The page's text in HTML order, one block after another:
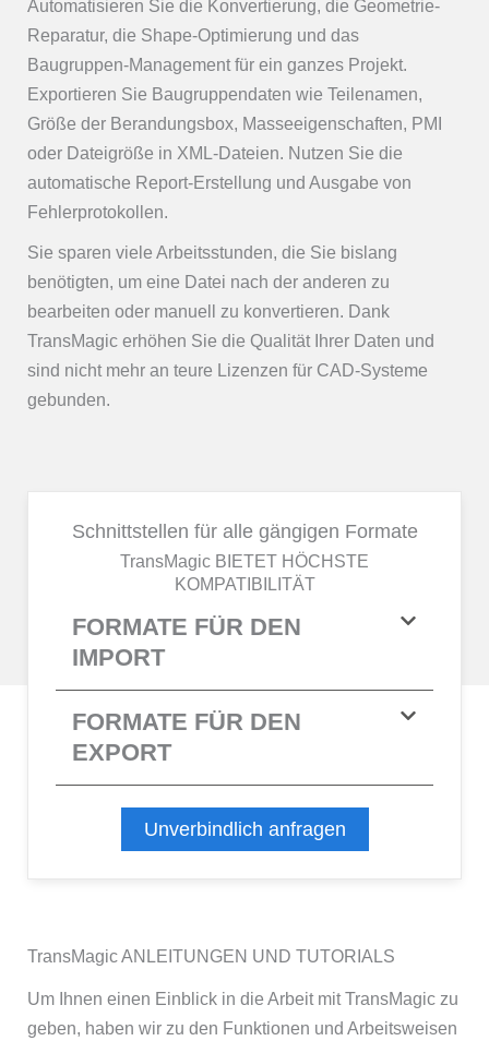
Automatisieren Sie die Konvertierung, die Geometrie-
Reparatur, die Shape-Optimierung und das
Baugruppen-Management für ein ganzes Projekt.
Exportieren Sie Baugruppendaten wie Teilenamen,
Größe der Berandungsbox, Masseeigenschaften, PMI
oder Dateigröße in XML-Dateien. Nutzen Sie die
automatische Report-Erstellung und Ausgabe von
Fehlerprotokollen.
Sie sparen viele Arbeitsstunden, die Sie bislang
benötigten, um eine Datei nach der anderen zu
bearbeiten oder manuell zu konvertieren. Dank
TransMagic erhöhen Sie die Qualität Ihrer Daten und
sind nicht mehr an teure Lizenzen für CAD-Systeme
gebunden.
Schnittstellen für alle gängigen Formate
TransMagic BIETET HÖCHSTE
KOMPATIBILITÄT
FORMATE FÜR DEN
IMPORT
FORMATE FÜR DEN
EXPORT
Unverbindlich anfragen
TransMagic ANLEITUNGEN UND TUTORIALS
Um Ihnen einen Einblick in die Arbeit mit TransMagic zu
geben, haben wir zu den Funktionen und Arbeitsweisen